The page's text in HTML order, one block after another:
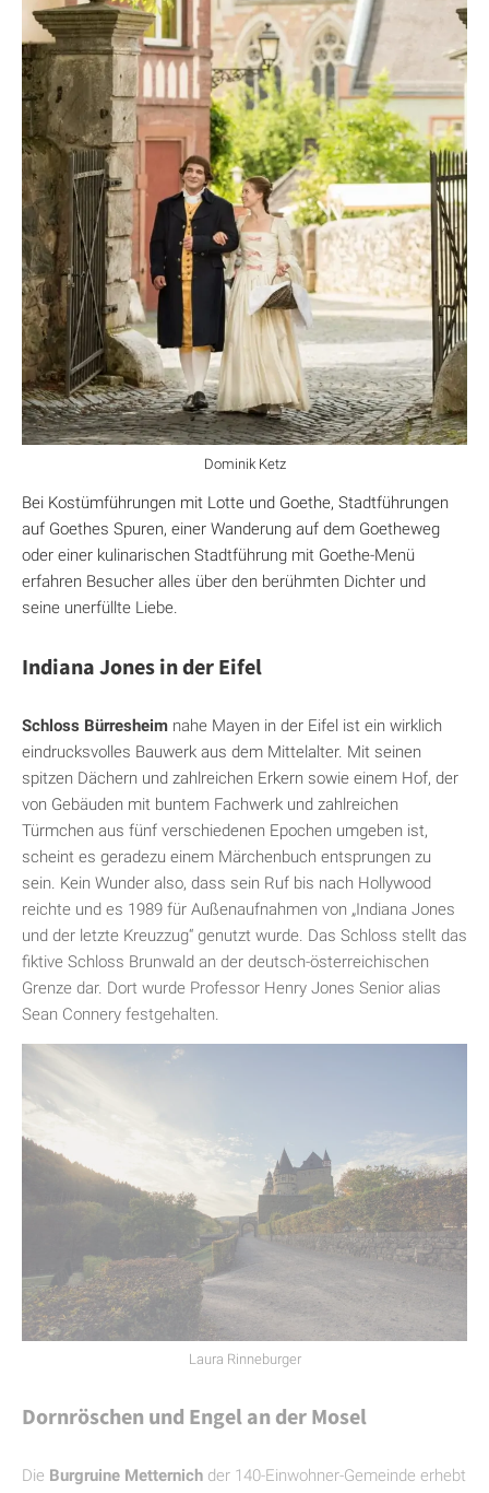
Dominik Ketz
Bei Kostümführungen mit Lotte und Goethe, Stadtführungen
auf Goethes Spuren, einer Wanderung auf dem Goetheweg
oder einer kulinarischen Stadtführung mit Goethe-Menü
erfahren Besucher alles über den berühmten Dichter und
seine unerfüllte Liebe.
Indiana Jones in der Eifel
Schloss Bürresheim nahe Mayen in der Eifel ist ein wirklich
eindrucksvolles Bauwerk aus dem Mittelalter. Mit seinen
spitzen Dächern und zahlreichen Erkern sowie einem Hof, der
von Gebäuden mit buntem Fachwerk und zahlreichen
Türmchen aus fünf verschiedenen Epochen umgeben ist,
scheint es geradezu einem Märchenbuch entsprungen zu
sein. Kein Wunder also, dass sein Ruf bis nach Hollywood
reichte und es 1989 für Außenaufnahmen von „Indiana Jones
und der letzte Kreuzzug“ genutzt wurde. Das Schloss stellt das
fiktive Schloss Brunwald an der deutsch-österreichischen
Grenze dar. Dort wurde Professor Henry Jones Senior alias
Sean Connery festgehalten.
Laura Rinneburger
Dornröschen und Engel an der Mosel
Die Burgruine Metternich der 140-Einwohner-Gemeinde erhebt